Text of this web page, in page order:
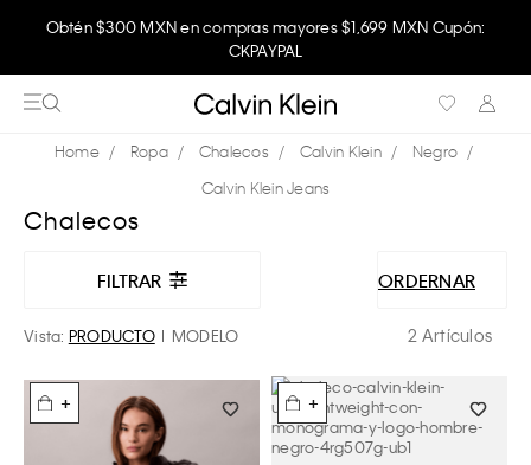
Obtén $300 MXN en compras mayores $1,699 MXN Cupón:
CKPAYPAL
Ropa Chalecos Calvin Klein
Negro
Calvin Klein Jeans
Chalecos
FILTRAR ORDERNAR
Vista: PRODUCTO MODELO 2 Artículos
+ +